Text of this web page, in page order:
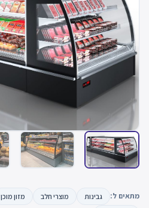
מתאים ל: גבינות מוצרי חלב מזון מוכן